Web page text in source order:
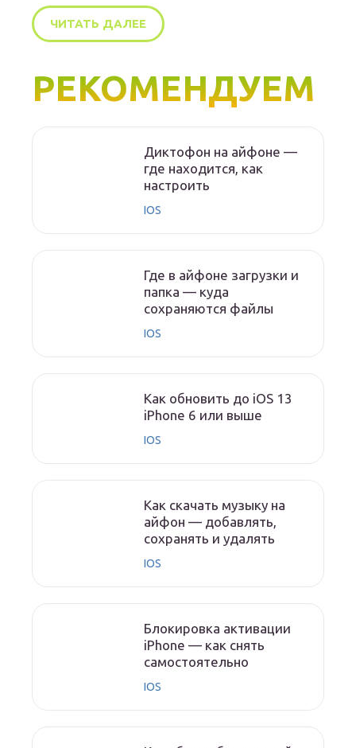
ЧИТАТЬ ДАЛЕЕ
РЕКОМЕНДУЕМ
Диктофон на айфоне —
где находится, как
настроить
IOS
Где в айфоне загрузки и
папка — куда
сохраняются файлы
IOS
Как обновить до iOS 13
iPhone 6 или выше
IOS
Как скачать музыку на
айфон — добавлять,
сохранять и удалять
IOS
Блокировка активации
iPhone — как снять
самостоятельно
IOS